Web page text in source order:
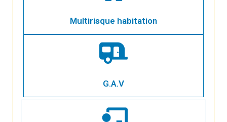
Multirisque habitation
G.A.V